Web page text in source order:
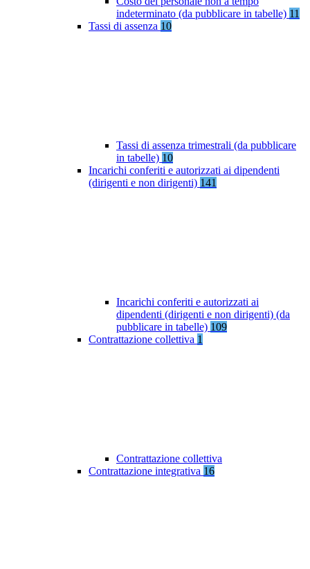
indeterminato (da pubblicare in tabelle) 11
Tassi di assenza 10
Tassi di assenza trimestrali (da pubblicare
in tabelle) 10
Incarichi conferiti e autorizzati ai dipendenti
(dirigenti e non dirigenti) 141
Incarichi conferiti e autorizzati ai
dipendenti (dirigenti e non dirigenti) (da
pubblicare in tabelle) 109
Contrattazione collettiva 1
Contrattazione collettiva
Contrattazione integrativa 16